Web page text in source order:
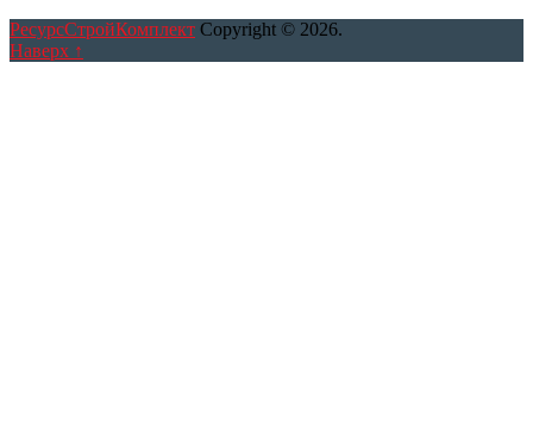
РесурсСтройКомплект Copyright © 2026.
Наверх ↑